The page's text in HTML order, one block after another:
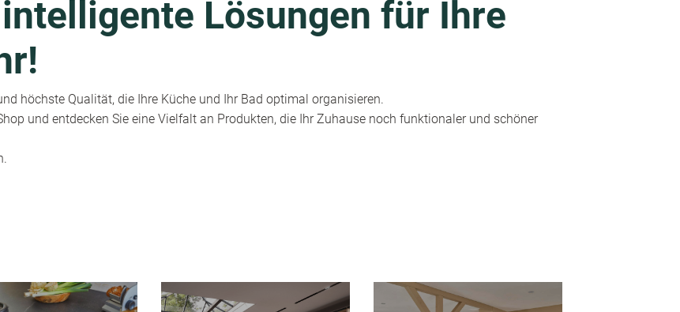
Lösungen für Ihre
höchste Qualität, die Ihre Küche und Ihr Bad optimal organisieren.
und entdecken Sie eine Vielfalt an Produkten, die Ihr Zuhause noch funktionaler und schöner